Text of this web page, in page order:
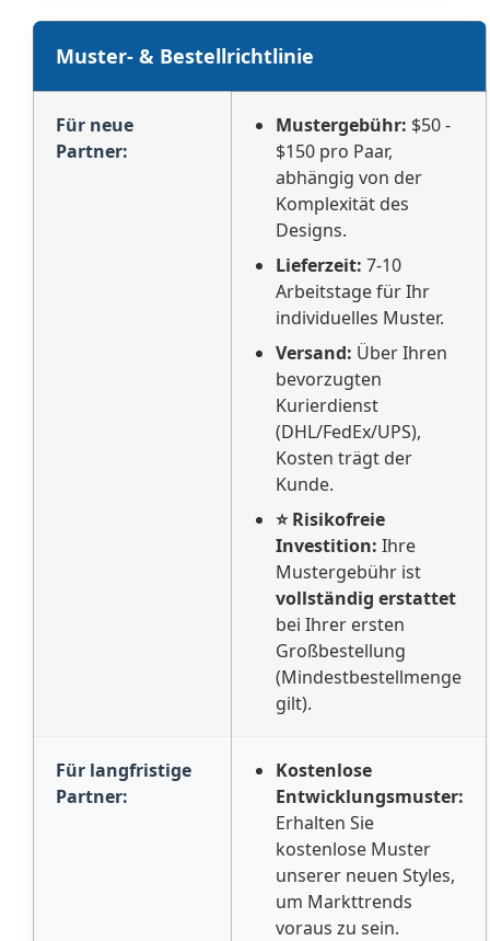
Muster- & Bestellrichtlinie
Für neue
Partner:
Mustergebühr: $50 -
$150 pro Paar,
abhängig von der
Komplexität des
Designs.
Lieferzeit: 7-10
Arbeitstage für Ihr
individuelles Muster.
Versand: Über Ihren
bevorzugten
Kurierdienst
(DHL/FedEx/UPS),
Kosten trägt der
Kunde.
⭐ Risikofreie
Investition: Ihre
Mustergebühr ist
vollständig erstattet
bei Ihrer ersten
Großbestellung
(Mindestbestellmenge
gilt).
Für langfristige
Partner:
Kostenlose
Entwicklungsmuster:
Erhalten Sie
kostenlose Muster
unserer neuen Styles,
um Markttrends
voraus zu sein.